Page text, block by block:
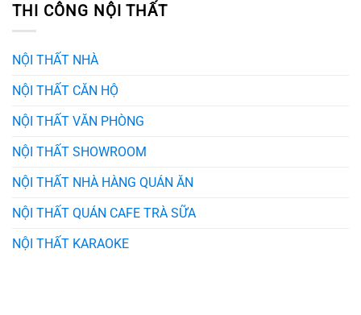
THI CÔNG NỘI THẤT
NỘI THẤT NHÀ
NỘI THẤT CĂN HỘ
NỘI THẤT VĂN PHÒNG
NỘI THẤT SHOWROOM
NỘI THẤT NHÀ HÀNG QUÁN ĂN
NỘI THẤT QUÁN CAFE TRÀ SỮA
NỘI THẤT KARAOKE